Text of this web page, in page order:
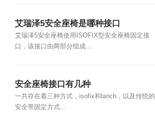
艾瑞泽5安全座椅是哪种接口
艾瑞泽5安全座椅使用ISOFIX型安全座椅固定接
口，该接口由两部分组成...
安全座椅接口有几种
一共存在着三种方式，isofix和lanch，以及传统的
安全带固定方式...